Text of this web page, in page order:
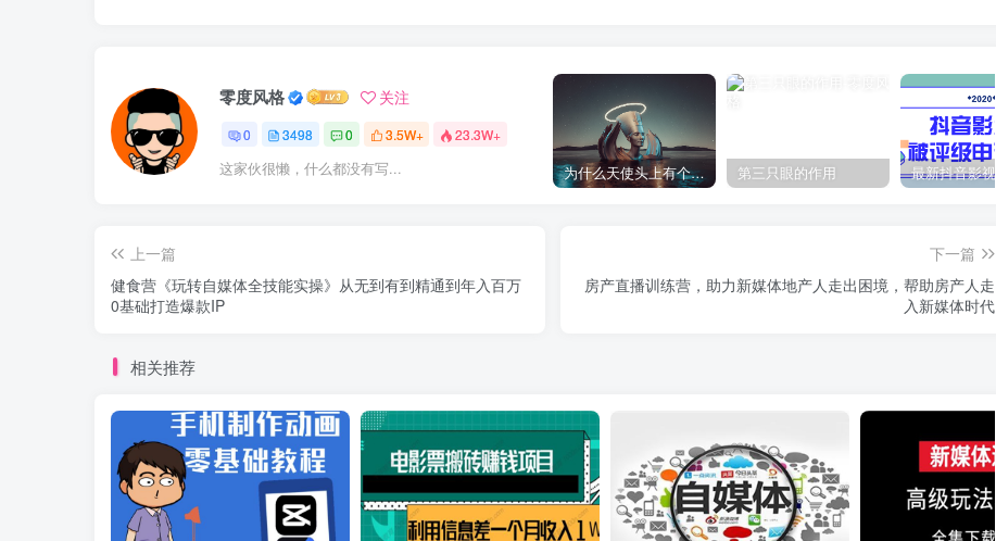
零度风格 关注
0 3498 0 3.5W+ 23.3W+
这家伙很懒，什么都没有写... 为什么天使头上有个圈？ 第三只眼的作用
上一篇
健食营《玩转自媒体全技能实操》从无到有到精通到年入百万
0基础打造爆款IP
下一篇
房产直播训练营，助力新媒体地产人走出困境，帮助房产人走
入新媒体时代
相关推荐